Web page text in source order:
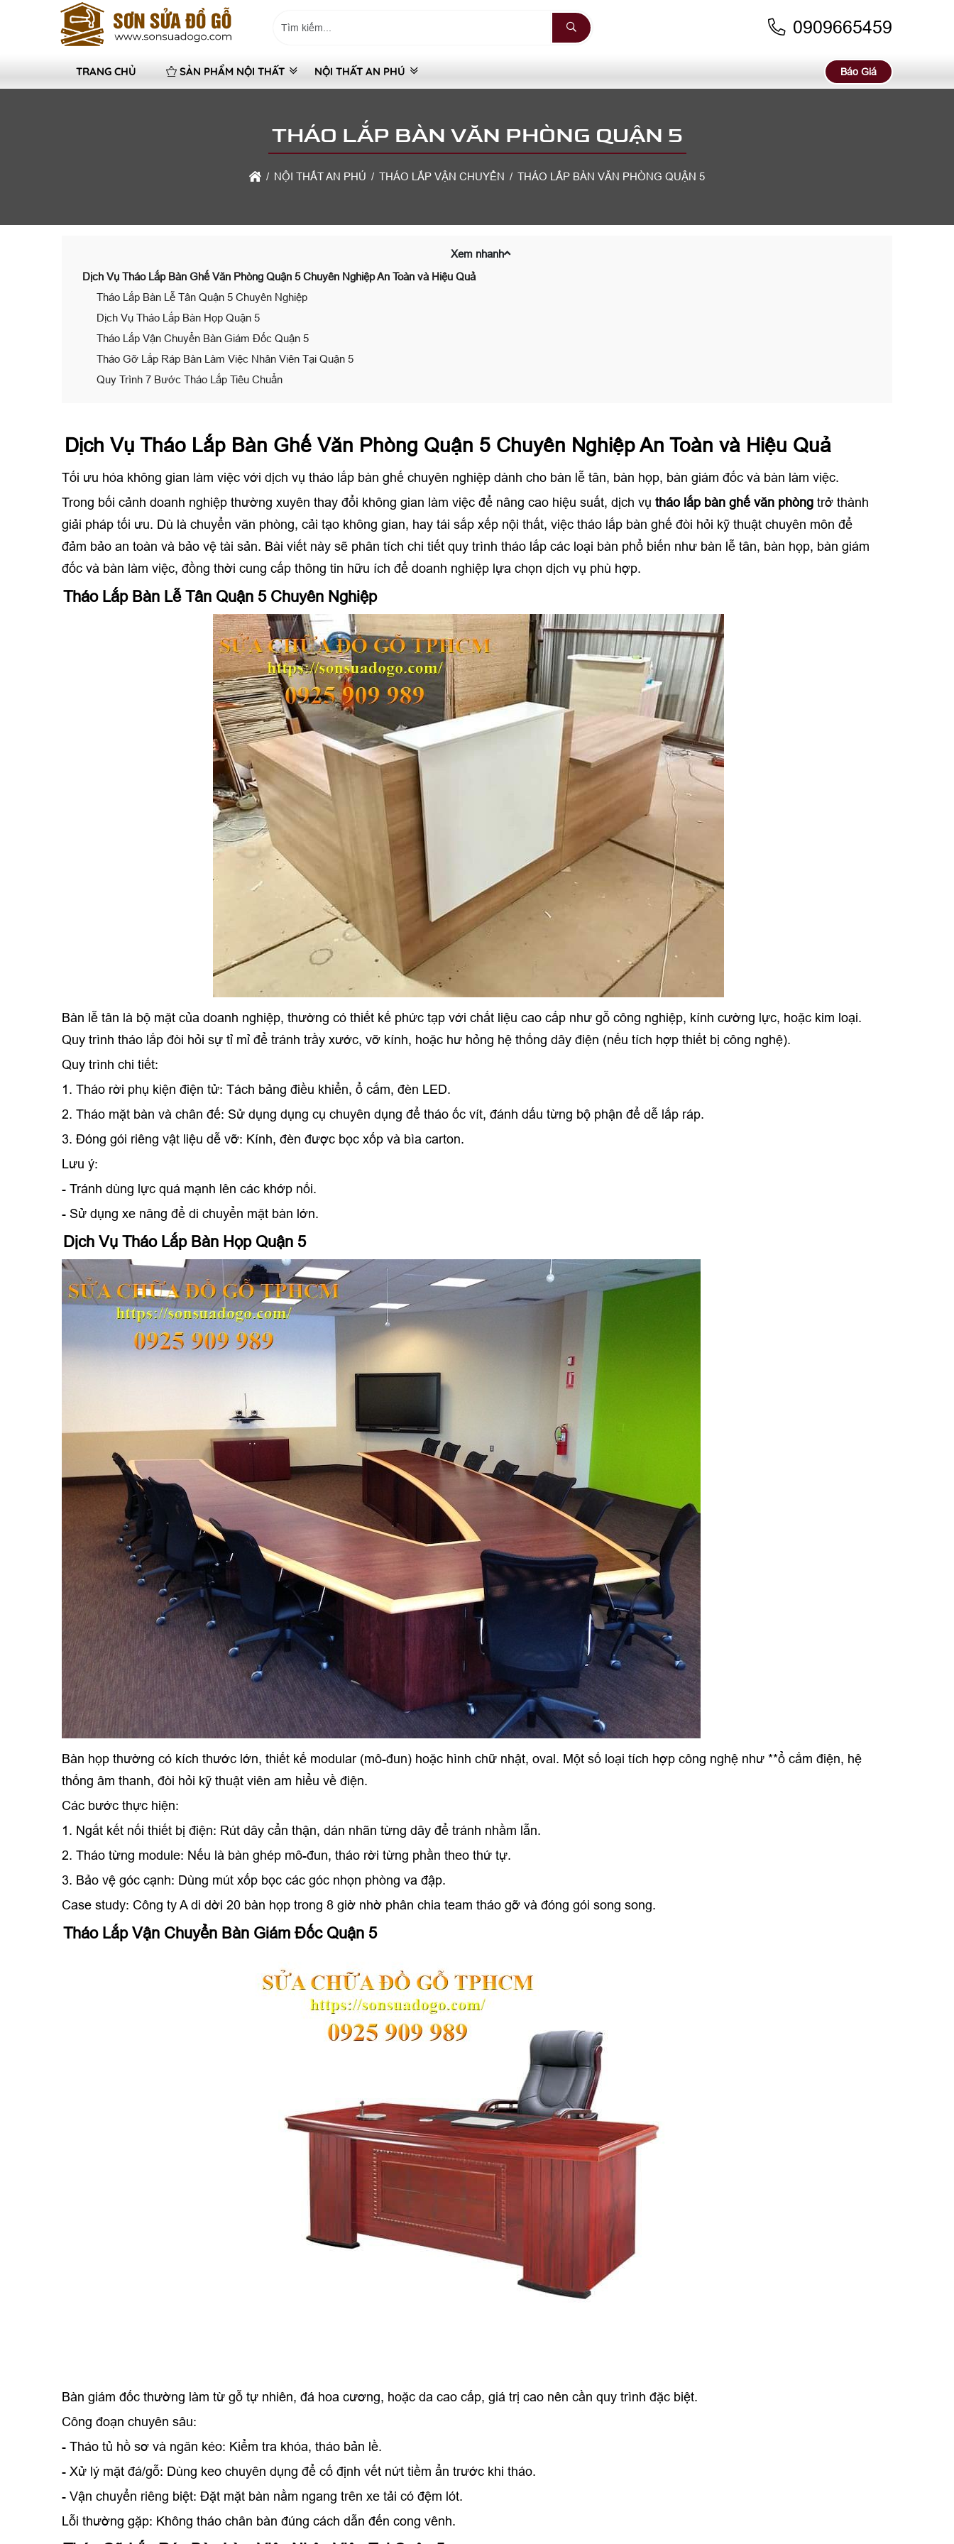
0909665459
TRANG CHỦ SẢN PHẨM NỘI THẤT NỘI THẤT AN PHÚ Báo Giá
THÁO LẮP BÀN VĂN PHÒNG QUẬN 5
NỘI THẤT AN PHÚ THÁO LẮP VẬN CHUYỂN THÁO LẮP BÀN VĂN PHÒNG QUẬN 5
Xem nhanh
Dịch Vụ Tháo Lắp Bàn Ghế Văn Phòng Quận 5 Chuyên Nghiệp An Toàn và Hiệu Quả
Tháo Lắp Bàn Lễ Tân Quận 5 Chuyên Nghiệp
Dịch Vụ Tháo Lắp Bàn Họp Quận 5
Tháo Lắp Vận Chuyển Bàn Giám Đốc Quận 5
Tháo Gỡ Lắp Ráp Bàn Làm Việc Nhân Viên Tại Quận 5
Quy Trình 7 Bước Tháo Lắp Tiêu Chuẩn
Dịch Vụ Tháo Lắp Bàn Ghế Văn Phòng Quận 5 Chuyên Nghiệp An Toàn và Hiệu Quả
Tối ưu hóa không gian làm việc với dịch vụ tháo lắp bàn ghế chuyên nghiệp dành cho bàn lễ tân, bàn họp, bàn giám đốc và bàn làm việc.
Trong bối cảnh doanh nghiệp thường xuyên thay đổi không gian làm việc để nâng cao hiệu suất, dịch vụ tháo lắp bàn ghế văn phòng trở thành
giải pháp tối ưu. Dù là chuyển văn phòng, cải tạo không gian, hay tái sắp xếp nội thất, việc tháo lắp bàn ghế đòi hỏi kỹ thuật chuyên môn để
đảm bảo an toàn và bảo vệ tài sản. Bài viết này sẽ phân tích chi tiết quy trình tháo lắp các loại bàn phổ biến như bàn lễ tân, bàn họp, bàn giám
đốc và bàn làm việc, đồng thời cung cấp thông tin hữu ích để doanh nghiệp lựa chọn dịch vụ phù hợp.
Tháo Lắp Bàn Lễ Tân Quận 5 Chuyên Nghiệp
Bàn lễ tân là bộ mặt của doanh nghiệp, thường có thiết kế phức tạp với chất liệu cao cấp như gỗ công nghiệp, kính cường lực, hoặc kim loại.
Quy trình tháo lắp đòi hỏi sự tỉ mỉ để tránh trầy xước, vỡ kính, hoặc hư hỏng hệ thống dây điện (nếu tích hợp thiết bị công nghệ).
Quy trình chi tiết:
1. Tháo rời phụ kiện điện tử: Tách bảng điều khiển, ổ cắm, đèn LED.
2. Tháo mặt bàn và chân đế: Sử dụng dụng cụ chuyên dụng để tháo ốc vít, đánh dấu từng bộ phận để dễ lắp ráp.
3. Đóng gói riêng vật liệu dễ vỡ: Kính, đèn được bọc xốp và bìa carton.
Lưu ý:
- Tránh dùng lực quá mạnh lên các khớp nối.
- Sử dụng xe nâng để di chuyển mặt bàn lớn.
Dịch Vụ Tháo Lắp Bàn Họp Quận 5
Bàn họp thường có kích thước lớn, thiết kế modular (mô-đun) hoặc hình chữ nhật, oval. Một số loại tích hợp công nghệ như **ổ cắm điện, hệ
thống âm thanh, đòi hỏi kỹ thuật viên am hiểu về điện.
Các bước thực hiện:
1. Ngắt kết nối thiết bị điện: Rút dây cẩn thận, dán nhãn từng dây để tránh nhầm lẫn.
2. Tháo từng module: Nếu là bàn ghép mô-đun, tháo rời từng phần theo thứ tự.
3. Bảo vệ góc cạnh: Dùng mút xốp bọc các góc nhọn phòng va đập.
Case study: Công ty A di dời 20 bàn họp trong 8 giờ nhờ phân chia team tháo gỡ và đóng gói song song.
Tháo Lắp Vận Chuyển Bàn Giám Đốc Quận 5
Bàn giám đốc thường làm từ gỗ tự nhiên, đá hoa cương, hoặc da cao cấp, giá trị cao nên cần quy trình đặc biệt.
Công đoạn chuyên sâu:
- Tháo tủ hồ sơ và ngăn kéo: Kiểm tra khóa, tháo bản lề.
- Xử lý mặt đá/gỗ: Dùng keo chuyên dụng để cố định vết nứt tiềm ẩn trước khi tháo.
- Vận chuyển riêng biệt: Đặt mặt bàn nằm ngang trên xe tải có đệm lót.
Lỗi thường gặp: Không tháo chân bàn đúng cách dẫn đến cong vênh.